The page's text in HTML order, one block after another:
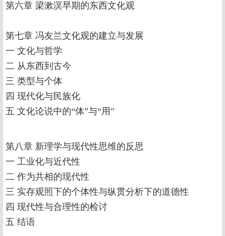
第六章 梁漱溟早期的东西文化观
第七章 冯友兰文化观的建立与发展
一 文化与哲学
二 从东西到古今
三 类型与个体
四 现代化与民族化
五 文化论说中的“体”与“用”
第八章 新理学与现代性思维的反思
一 工业化与近代性
二 作为共相的现代性
三 实存观照下的个体性与纵贯分析下的道德性
四 现代性与合理性的检讨
五 结语